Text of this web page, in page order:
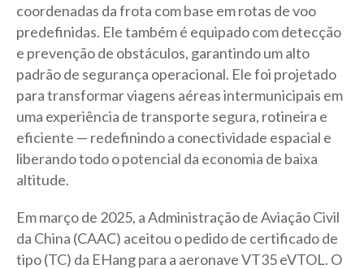
coordenadas da frota com base em rotas de voo
predefinidas. Ele também é equipado com detecção
e prevenção de obstáculos, garantindo um alto
padrão de segurança operacional. Ele foi projetado
para transformar viagens aéreas intermunicipais em
uma experiência de transporte segura, rotineira e
eficiente — redefinindo a conectividade espacial e
liberando todo o potencial da economia de baixa
altitude.
Em março de 2025, a Administração de Aviação Civil
da China (CAAC) aceitou o pedido de certificado de
tipo (TC) da EHang para a aeronave VT35 eVTOL. O